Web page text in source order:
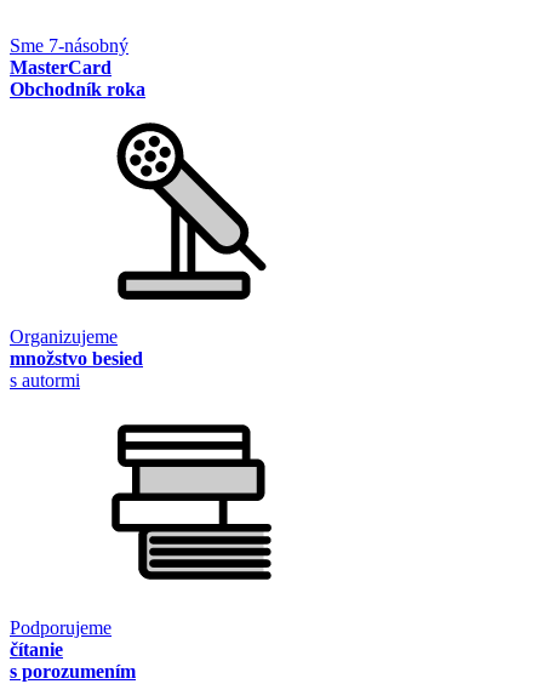
Sme 7-násobný
MasterCard
Obchodník roka
Organizujeme
množstvo besied
s autormi
Podporujeme
čítanie
s porozumením